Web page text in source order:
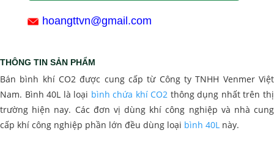
hoangttvn@gmail.com
THÔNG TIN SẢN PHẨM
Bán bình khí CO2 được cung cấp từ Công ty TNHH Venmer Việt
Nam. Bình 40L là loại bình chứa khí CO2 thông dụng nhất trên thị
trường hiện nay. Các đơn vị dùng khí công nghiệp và nhà cung
cấp khí công nghiệp phần lớn đều dùng loại bình 40L này.